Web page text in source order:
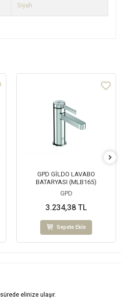
Siyah
GPD GİLDO LAVABO
BATARYASI (MLB165)
GPD
3.234,38 TL
Sepete Ekle
elinize ulaşır.